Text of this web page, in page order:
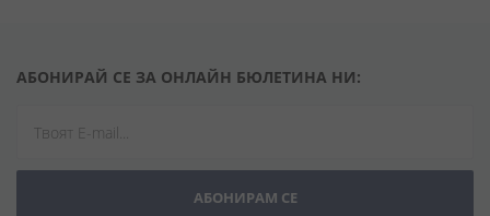
АБОНИРАЙ СЕ ЗА ОНЛАЙН БЮЛЕТИНА НИ:
АБОНИРАМ СЕ